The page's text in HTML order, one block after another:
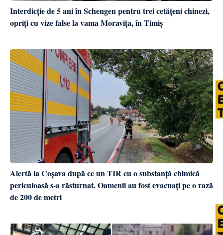
Interdicție de 5 ani în Schengen pentru trei cetățeni chinezi,
opriți cu vize false la vama Moravița, în Timiș
Alertă la Coșava după ce un TIR cu o substanță chimică
periculoasă s-a răsturnat. Oamenii au fost evacuați pe o rază
de 200 de metri